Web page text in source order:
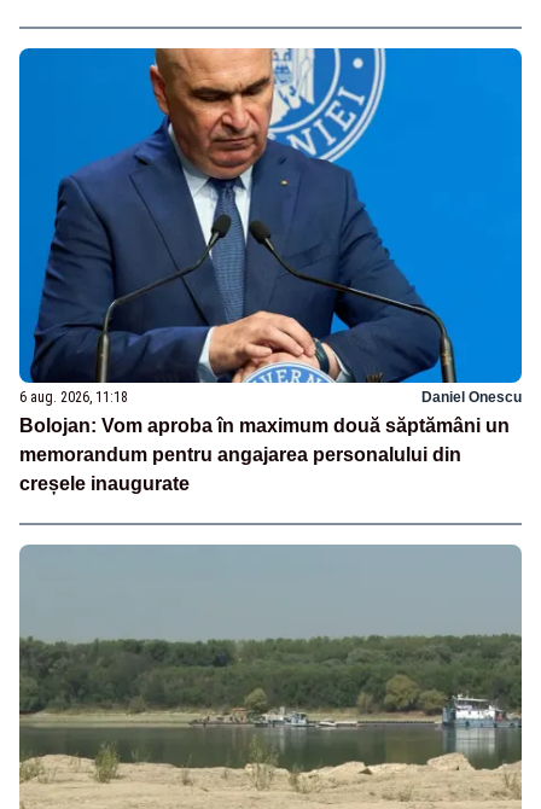
6 aug. 2026, 11:18 Daniel Onescu
Bolojan: Vom aproba în maximum două săptămâni un
memorandum pentru angajarea personalului din
creșele inaugurate